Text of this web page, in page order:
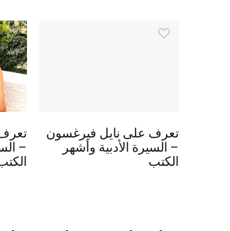
تعرف على نايل فيرغسون
– السيرة الأدبية وأشهر
الكتب
–